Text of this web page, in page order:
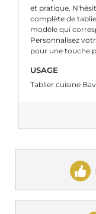
et pratique.
complète de
modèle qui
Personnalisez
pour une touche
USAGE
Tablier cuisine